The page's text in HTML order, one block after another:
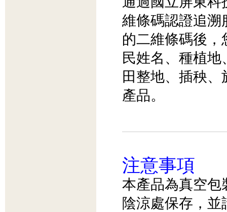
通過國立屏東科
維條碼認證追溯
的二維條碼後，
民姓名、種植
田整地、插秧
產品。
注意事項
本產品為真空包
陰涼處保存，